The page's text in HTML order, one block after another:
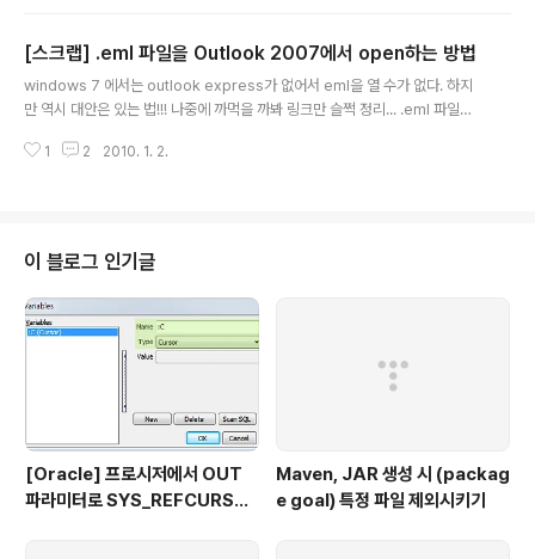
"수식을 사용하여 서식을 지정할 셀 결정" 을 선택하고 서
식 지정은 "=EXACT($E2,"완료")" 원하는 서식은 서식
버튼을 클릭하여 지정합니다. EXACT 함수는 파라미터1,
"$E2" 로 주는 이유는 E2 셀의 값을 비교하며, "$" 는 행
[스크랩] .eml 파일을 Outlook 2007에서 open하는 방법
windows 7 에서는 outlook express가 없어서 eml을 열 수가 없다. 하지
만 역시 대안은 있는 법!!! 나중에 까먹을 까봐 링크만 슬쩍 정리... .eml 파일을
버전이라 레지스트리 적용하는데 좀 어려움은 겪었지만 설정완료!!! 아래 첨부
fice12\\OUTLOOK.EXE\" /eml \"%1..
1 2 2010. 1. 2.
이 블로그 인기글
[Oracle] 프로시저에서 OUT
파라미터로 SYS_REFCURSO
Maven, JAR 생성 시 (packag
e goal) 특정 파일 제외시키기